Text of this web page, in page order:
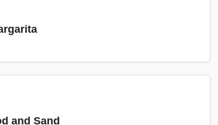
and Sand